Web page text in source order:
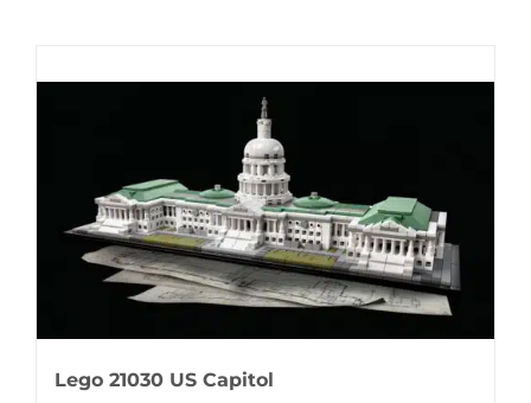
Lego 21030 US Capitol